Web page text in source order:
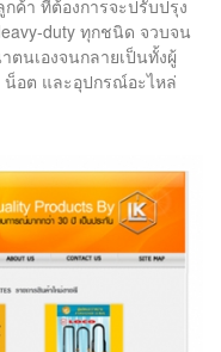
ค้า ที่ต้องการจะปรับปรุง
duty ทุกชนิด จวบจน
ตนเองจนกลายเป็นทั้งผู้
อต และอุปกรณ์อะไหล่